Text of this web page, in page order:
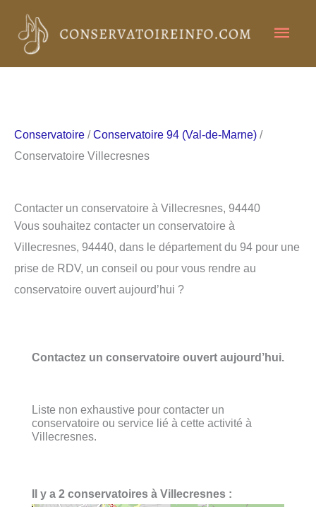
contenu
Conservatoire /Conservatoire 94 (Val-de-Marne) /
Conservatoire Villecresnes
Contacter un conservatoire à Villecresnes, 94440
Vous souhaitez contacter un conservatoire à
Villecresnes, 94440, dans le département du 94 pour une
prise de RDV, un conseil ou pour vous rendre au
conservatoire ouvert aujourd’hui ?
Contactez un conservatoire ouvert aujourd’hui.
Liste non exhaustive pour contacter un
conservatoire ou service lié à cette activité à
Villecresnes.
Il y a 2 conservatoires à Villecresnes :